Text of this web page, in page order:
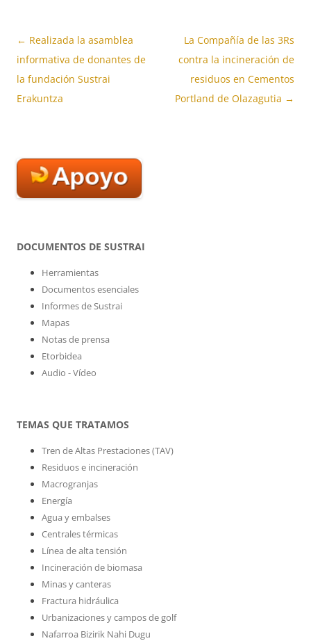
Navegación
de
entradas
← Realizada la asamblea
informativa de donantes de
la fundación Sustrai
Erakuntza
La Compañía‭ ‬de las 3Rs
contra la incineración de
residuos en Cementos
Portland de Olazagutia →
DOCUMENTOS DE SUSTRAI
Herramientas
Documentos esenciales
Informes de Sustrai
Mapas
Notas de prensa
Etorbidea
Audio - Vídeo
TEMAS QUE TRATAMOS
Tren de Altas Prestaciones (TAV)
Residuos e incineración
Macrogranjas
Energía
Agua y embalses
Centrales térmicas
Línea de alta tensión
Incineración de biomasa
Minas y canteras
Fractura hidráulica
Urbanizaciones y campos de golf
Nafarroa Bizirik Nahi Dugu